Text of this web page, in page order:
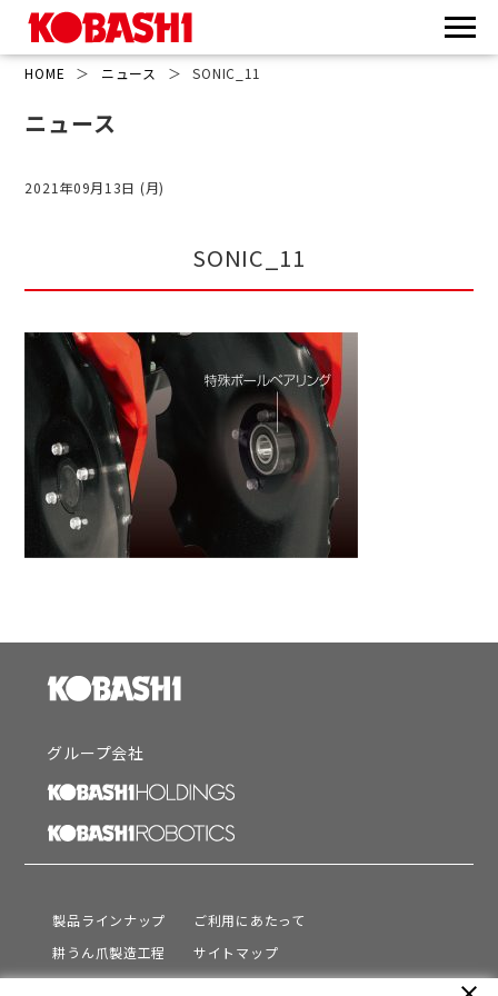
HOME ＞ ニュース ＞ SONIC_11
ニュース
2021年09月13日 (月)
SONIC_11
グループ会社
製品ラインナップ
耕うん爪製造工程
サポート
ご利用にあたって
サイトマップ
プライバシーポリシー